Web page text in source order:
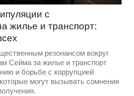
с
жилье и транспорт:
резонансом вокруг
Сейма за жилье и транспорт
и борьбе с коррупцией
могут вызывать сомнения